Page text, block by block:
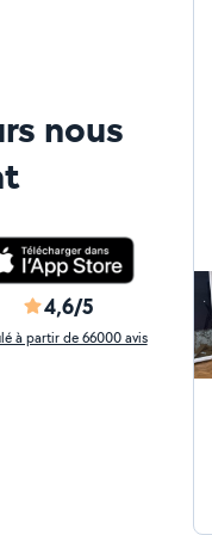
nous
4,6/5
à partir de 66000 avis